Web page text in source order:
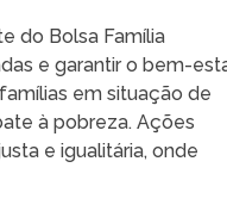
do Bolsa Família
e garantir o bem-
em situação de
à pobreza. Ações
e igualitária, onde